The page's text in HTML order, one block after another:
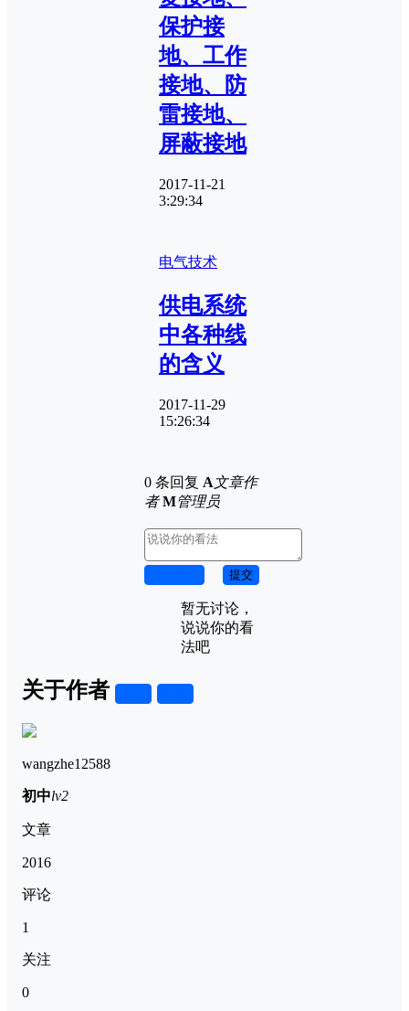
保护接
地、工作
接地、防
雷接地、
屏蔽接地
2017-11-21
3:29:34
电气技术
供电系统
中各种线
的含义
2017-11-29
15:26:34
0 条回复 A文章作
者 M管理员
提交
暂无讨论，
说说你的看
法吧
关于作者
wangzhe12588
初中lv2
文章
2016
评论
1
关注
0